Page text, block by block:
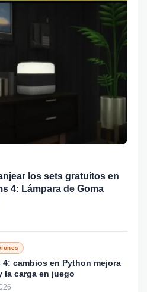
los sets gratuitos en
4: Lámpara de Goma
4: cambios en Python mejora
la carga en juego